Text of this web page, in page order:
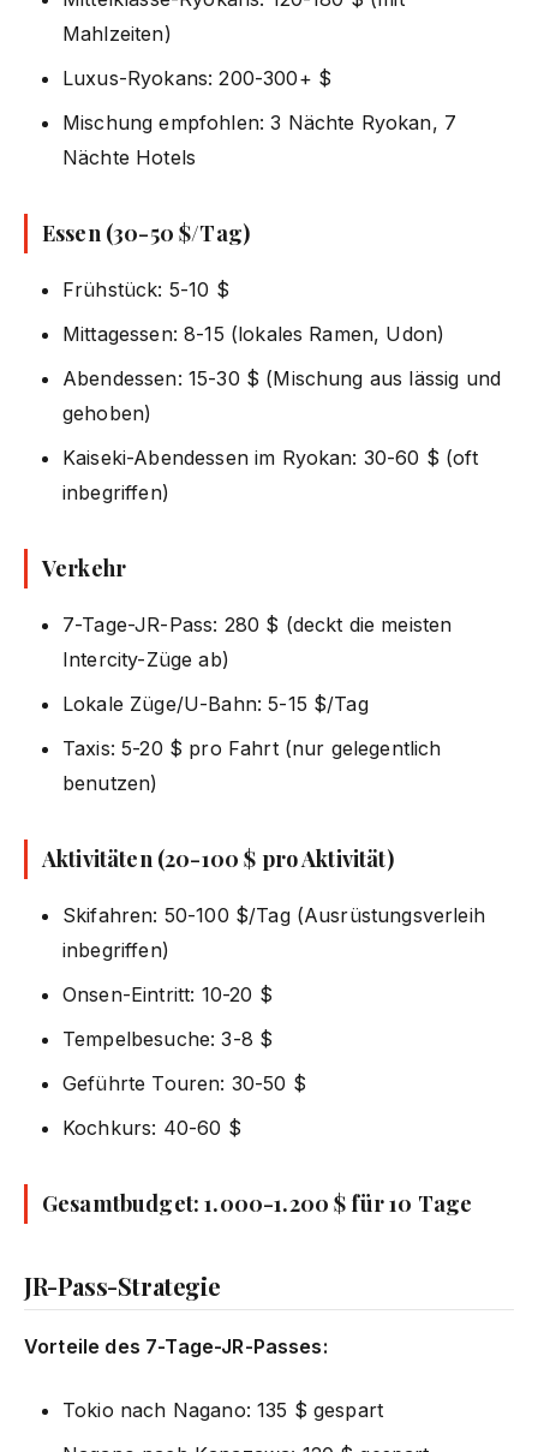
Mahlzeiten)
Luxus-Ryokans: 200-300+ $
Mischung empfohlen: 3 Nächte Ryokan, 7
Nächte Hotels
Essen (30-50 $/Tag)
Frühstück: 5-10 $
Mittagessen: 8-15 (lokales Ramen, Udon)
Abendessen: 15-30 $ (Mischung aus lässig und
gehoben)
Kaiseki-Abendessen im Ryokan: 30-60 $ (oft
inbegriffen)
Verkehr
7-Tage-JR-Pass: 280 $ (deckt die meisten
Intercity-Züge ab)
Lokale Züge/U-Bahn: 5-15 $/Tag
Taxis: 5-20 $ pro Fahrt (nur gelegentlich
benutzen)
Aktivitäten (20-100 $ pro Aktivität)
Skifahren: 50-100 $/Tag (Ausrüstungsverleih
inbegriffen)
Onsen-Eintritt: 10-20 $
Tempelbesuche: 3-8 $
Geführte Touren: 30-50 $
Kochkurs: 40-60 $
Gesamtbudget: 1.000-1.200 $ für 10 Tage
JR-Pass-Strategie
Vorteile des 7-Tage-JR-Passes:
Tokio nach Nagano: 135 $ gespart